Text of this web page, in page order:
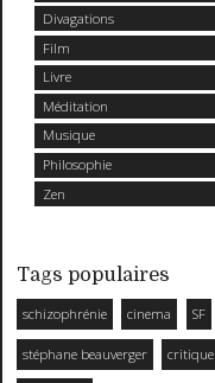
Divagations
Film
Livre
Méditation
Musique
Philosophie
Zen
Tags populaires
schizophrénie cinema SF
stéphane beauverger critique